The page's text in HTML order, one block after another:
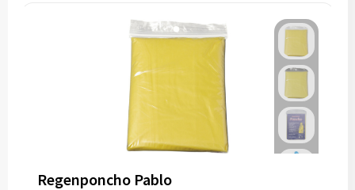
Regenponcho Pablo